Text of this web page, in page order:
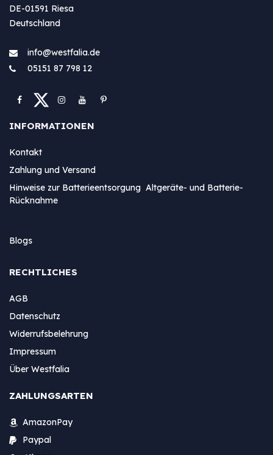
DE-01591 Riesa
Deutschland
info@westfa​lia.de
05151 87 798 12
INFORMATIONEN
Kontakt
Zahlung und Versand
Hinweise zur Batterieentsorgung Altgeräte- und Batterie-
Rücknahme
Blogs
RECHTLICHES
AGB
Datenschutz
Widerrufsbelehrung
Impressum
Über Westfalia
ZAHLUNGSARTEN
AmazonPay
Paypal